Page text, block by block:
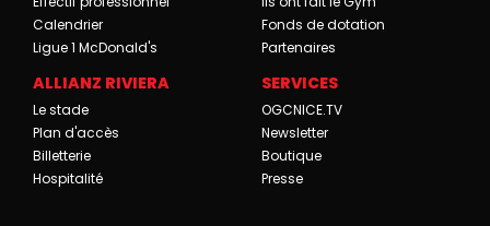
Calendrier
Ligue 1 McDonald's
Fonds de dotation
Partenaires
ALLIANZ RIVIERA
Le stade
Plan d'accès
Billetterie
Hospitalité
SERVICES
OGCNICE.TV
Newsletter
Boutique
Presse